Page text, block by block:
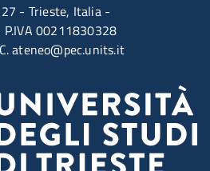
- Trieste, Italia -
P.IVA 00211830328
ateneo@pec.units.it